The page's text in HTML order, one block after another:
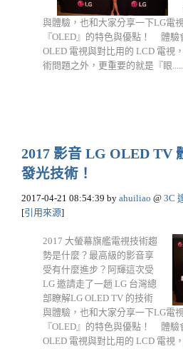
與體驗，也和大家分享一下LG電
『OLED』的特色與優點！ 體驗
OLED 電視與對比用的 LCD 電視
術問題之外，更重要的就是『眼
2017 影音 LG OLED TV
發光技術！
2017-04-21 08:54:39 by ahuiliao @ 3C
[引用來源]
2017 大螢幕旗艦電視技術趨
勢是什麼？最高級的影音享
受有什麼進步？阿輝這次受
LG 邀請走了一趟 LG 台灣總
部瞭解LG OLED TV 的技術
與體驗，也和大家分享一下LG電
『OLED』的特色與優點！ 體驗
OLED 電視與對比用的 LCD 電視